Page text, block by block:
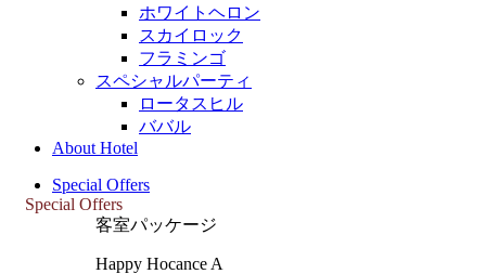
ホワイトヘロン
スカイロック
フラミンゴ
スペシャルパーティ
ロータスヒル
ババル
About Hotel
Special Offers
Special Offers
客室パッケージ
Happy Hocance A